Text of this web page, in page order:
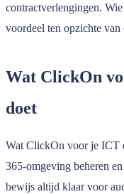
contractverlengingen.
voordeel ten opzichte
Wat ClickOn
doet
Wat ClickOn voor je ICT
365-omgeving beheren
bewijs altijd klaar voor